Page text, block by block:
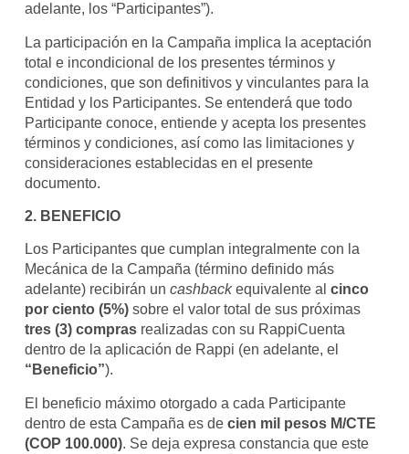
adelante, los “Participantes”).
La participación en la Campaña implica la aceptación
total e incondicional de los presentes términos y
condiciones, que son definitivos y vinculantes para la
Entidad y los Participantes. Se entenderá que todo
Participante conoce, entiende y acepta los presentes
términos y condiciones, así como las limitaciones y
consideraciones establecidas en el presente
documento.
2. BENEFICIO
Los Participantes que cumplan integralmente con la
Mecánica de la Campaña (término definido más
adelante) recibirán un cashbackequivalente al cinco
por ciento (5%)sobre el valor total de sus próximas
tres (3) comprasrealizadas con su RappiCuenta
dentro de la aplicación de Rappi (en adelante, el
“Beneficio”).
El beneficio máximo otorgado a cada Participante
dentro de esta Campaña es de cien mil pesos M/CTE
(COP 100.000). Se deja expresa constancia que este